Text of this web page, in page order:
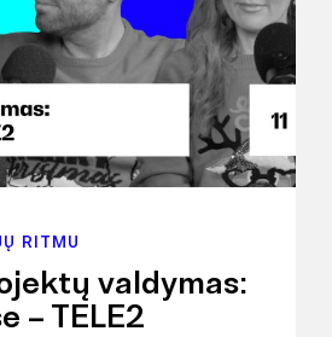
RITMU
valdymas:
– TELE2